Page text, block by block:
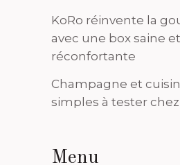
KoRo réinvente la
avec une box saine et
réconfortante
Champagne et
simples à tester chez
Menu